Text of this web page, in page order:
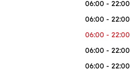
06:00 - 22:00
06:00 - 22:00
06:00 - 22:00
06:00 - 22:00
06:00 - 22:00